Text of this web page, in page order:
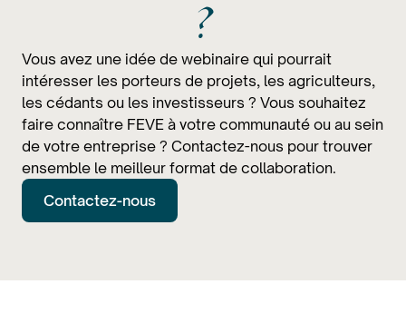
?
Vous avez une idée de webinaire qui pourrait
intéresser les porteurs de projets, les agriculteurs,
les cédants ou les investisseurs ? Vous souhaitez
faire connaître FEVE à votre communauté ou au sein
de votre entreprise ? Contactez-nous pour trouver
ensemble le meilleur format de collaboration.
Contactez-nous